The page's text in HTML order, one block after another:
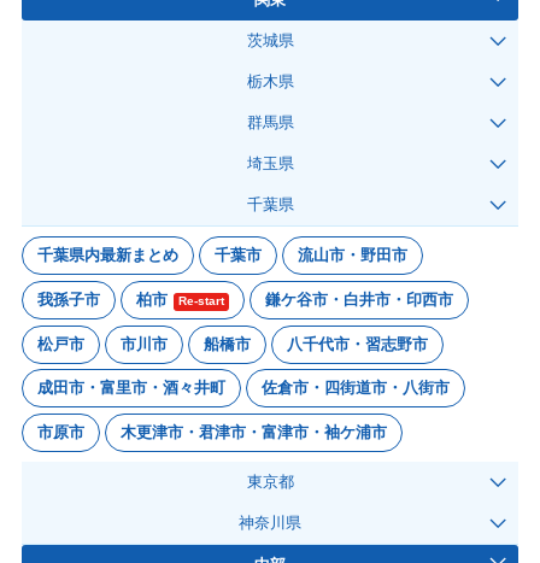
茨城県
栃木県
群馬県
埼玉県
千葉県
千葉県内最新まとめ 千葉市 流山市・野田市
我孫子市 柏市 Re-start 鎌ケ谷市・白井市・印西市
松戸市 市川市 船橋市 八千代市・習志野市
成田市・富里市・酒々井町 佐倉市・四街道市・八街市
市原市 木更津市・君津市・富津市・袖ケ浦市
東京都
神奈川県